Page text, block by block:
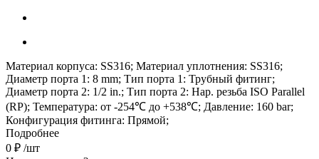
Материал корпуса: SS316; Материал уплотнения: SS316;
Диаметр порта 1: 8 mm; Тип порта 1: Трубный фитинг;
Диаметр порта 2: 1/2 in.; Тип порта 2: Нар. резьба ISO Parallel
(RP); Температура: от -254℃ до +538℃; Давление: 160 bar;
Конфигурация фитинга: Прямой;
Подробнее
0 ₽ /шт